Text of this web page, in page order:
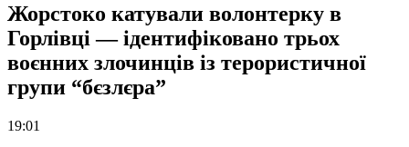
Жорстоко катували волонтерку в
Горлівці — ідентифіковано трьох
воєнних злочинців із терористичної
групи “бєзлєра”
19:01